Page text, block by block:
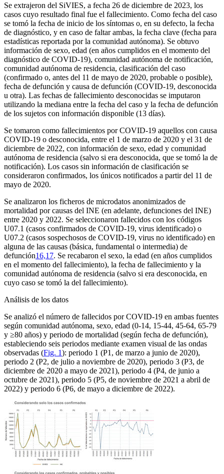
Se extrajeron del SiVIES, a fecha 26 de diciembre de 2023, los
casos cuyo resultado final fue el fallecimiento. Como fecha del caso
se tomó la fecha de inicio de los síntomas o, en su defecto, la fecha
de diagnóstico, y en caso de faltar ambas, la fecha clave (fecha para
estadísticas reportada por la comunidad autónoma). Se obtuvo
información de sexo, edad (en años cumplidos en el momento del
diagnóstico de COVID-19), comunidad autónoma de notificación,
comunidad autónoma de residencia, clasificación del caso
(confirmado o, antes del 11 de mayo de 2020, probable o posible),
fecha de defunción y causa de defunción (COVID-19, desconocida
u otra). Las fechas de fallecimiento desconocidas se imputaron
utilizando la mediana entre la fecha del caso y la fecha de defunción
de los sujetos con información disponible (13 días).
Se tomaron como fallecimientos por COVID-19 aquellos con causa
COVID-19 o desconocida, entre el 1 de marzo de 2020 y el 31 de
diciembre de 2022, con información de sexo, edad y comunidad
autónoma de residencia (salvo si era desconocida, que se tomó la de
notificación). Los casos sin información de clasificación se
consideraron confirmados, los únicos notificados a partir del 11 de
mayo de 2020.
Se analizaron los ficheros de microdatos anonimizados de
mortalidad por causas del INE (en adelante, defunciones del INE)
entre 2020 y 2022. Se seleccionaron fallecidos con los códigos
U07.1 (casos confirmados de COVID-19, virus identificado) o
U07.2 (casos sospechosos de COVID-19, virus no identificado) en
alguna de las causas (básica, fundamental o intermedia) de
defunción16,17. Se recabaron el sexo, la edad (en años cumplidos
en el momento del fallecimiento), la fecha de fallecimiento y la
comunidad autónoma de residencia (salvo si era desconocida, en
cuyo caso se tomó la del fallecimiento).
Análisis de los datos
Se analizó el número de fallecidos por COVID-19 en ambas fuentes
según comunidad autónoma, sexo, edad (0-14, 15-44, 45-64, 65-79
y ≥80 años) y periodo de mortalidad (según fecha de defunción),
estableciendo seis periodos mediante examen visual de las ondas
observadas (Fig. 1): periodo 1 (P1, de marzo a junio de 2020),
periodo 2 (P2, de julio a noviembre de 2020), periodo 3 (P3, de
diciembre de 2020 a mayo de 2021), periodo 4 (P4, de junio a
octubre de 2021), periodo 5 (P5, de noviembre de 2021 a abril de
2022) y periodo 6 (P6, de mayo a diciembre de 2022).